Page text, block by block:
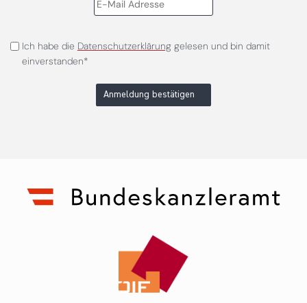
Ich habe die Datenschutzerklärunggelesen und bin damit
einverstanden*
Anmeldung bestätigen